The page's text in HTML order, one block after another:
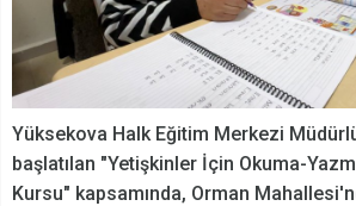
Yüksekova Halk Eğitim Merkezi
başlatılan "Yetişkinler İçin Okuma-
Kursu" kapsamında, Orman